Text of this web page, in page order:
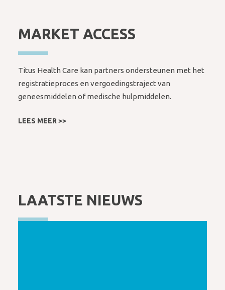
MARKET ACCESS
Titus Health Care kan partners ondersteunen met het
registratieproces en vergoedingstraject van
geneesmiddelen of medische hulpmiddelen.
LEES MEER >>
LAATSTE NIEUWS